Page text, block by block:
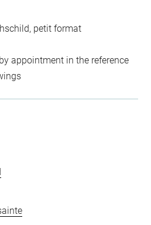
petit format
appointment in the reference